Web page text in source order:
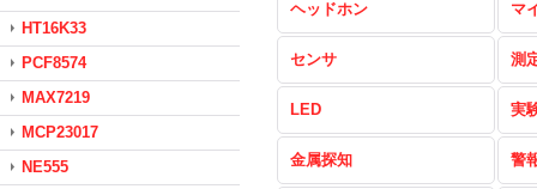
HT16K33
PCF8574
MAX7219
MCP23017
NE555
ヘッドホン マ
センサ 測
LED 実
金属探知 警